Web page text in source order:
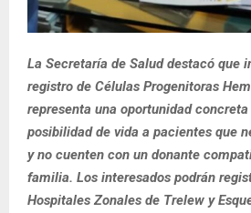
La Secretaría de Salud destacó que
registro de Células Progenitoras
representa una oportunidad
posibilidad de vida a pacientes que
y no cuenten con un donante
familia. Los interesados podrán
Hospitales Zonales de Trelew y